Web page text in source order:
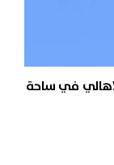
في ساحة